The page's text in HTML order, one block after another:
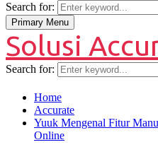
Search for:
Primary Menu
Solusi
Search for:
Home
Accurate
Yuuk Mengenal Fitur
Online